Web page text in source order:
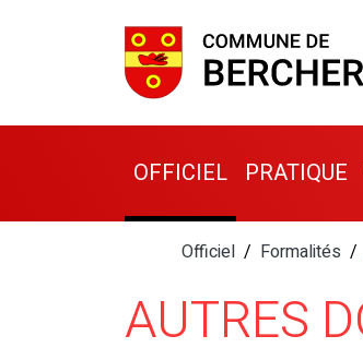
OFFICIEL PRATIQUE
Officiel Formalités
AUTRES